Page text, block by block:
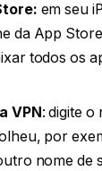
em seu
da App
todos os
VPN : digite
por
nome de